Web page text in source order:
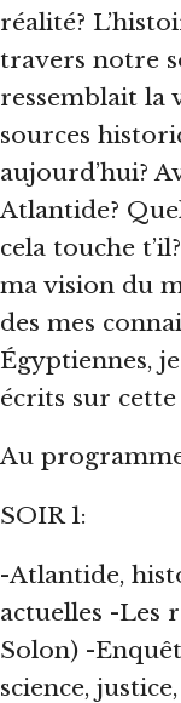
réalité?
travers notre
ressemblait la
sources
aujourd’hui?
Atlantide?
cela touche
ma vision du
des mes
Égyptiennes,
écrits sur
Au
SOIR 1:
-Atlantide,
actuelles -Les
Solon) -
science,